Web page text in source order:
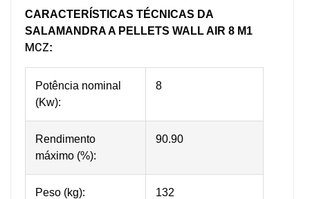
CARACTERÍSTICAS TÉCNICAS DA
SALAMANDRA A PELLETS WALL AIR 8 M1
MCZ:
Potência nominal
(Kw):
8
Rendimento
máximo (%):
90.90
Peso (kg): 132